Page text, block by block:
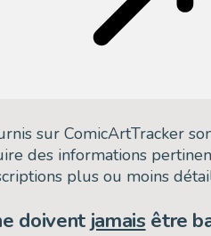
sur ComicArtTracker
des informations
plus ou moins
doiventjamais être